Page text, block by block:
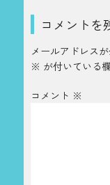
コメントを
メールアドレス
※ が付いている
コメント ※